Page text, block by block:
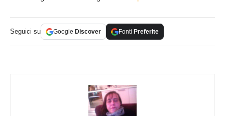
Seguici su Google Discover Fonti Preferite